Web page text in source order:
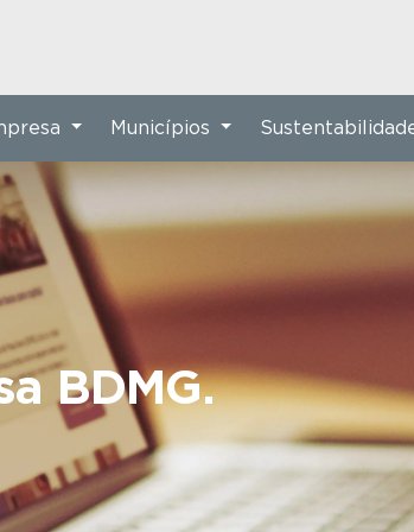
BDMG.
Municípios